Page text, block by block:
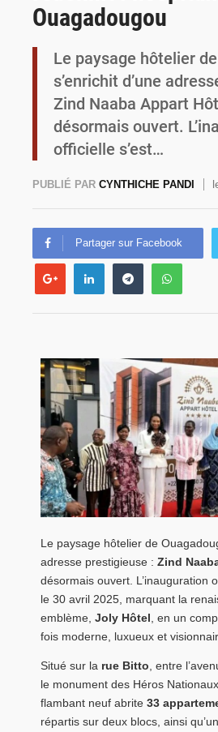
Ouagadougou
Le paysage hôtelier
s’enrichit d’une
Zind Naaba Appart
désormais ouvert.
officielle s’est…
PUBLIÉ PAR CYNTHICHE PANDI
Partager sur Facebook
Le paysage hôtelier de
adresse prestigieuse : Zind
désormais ouvert. L’inauguration
le 30 avril 2025, marquant la
emblème, Joly Hôtel, en un
fois moderne, luxueux et
Situé sur la rue Bitto , entre
le monument des Héros
flambant neuf abrite 33
répartis sur deux blocs, ainsi